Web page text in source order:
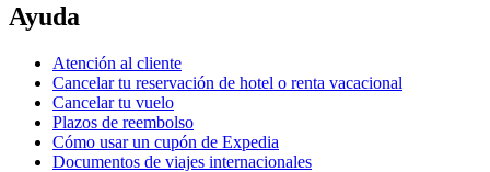
Ayuda
Atención al cliente
Cancelar tu reservación de hotel o renta vacacional
Cancelar tu vuelo
Plazos de reembolso
Cómo usar un cupón de Expedia
Documentos de viajes internacionales